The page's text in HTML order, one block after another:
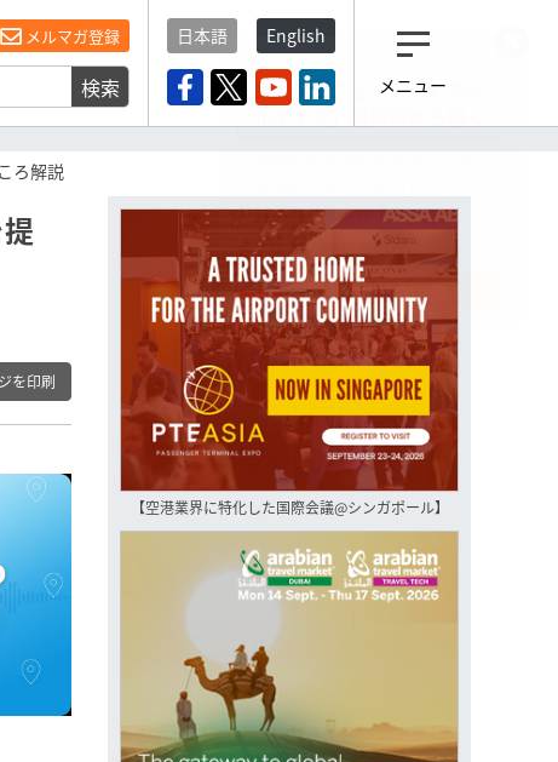
メルマガ登録
検索
日本語 English
メニュー
ろ解説
を印刷
【空港業界に特化した国際会議@シンガポール】
観光産業ニュース「トラベ
登録済みですよね？
もし未だ登録していないなら…
いますぐ登録する